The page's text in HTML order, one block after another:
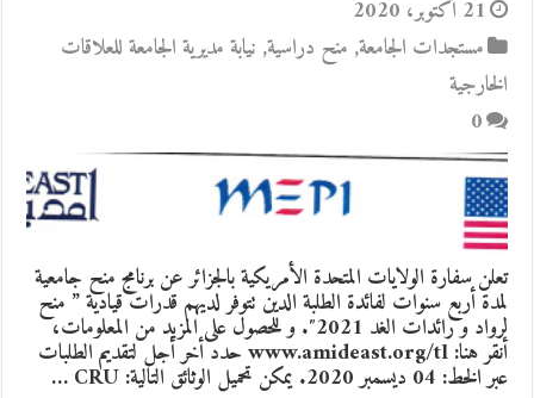
21 أكتوبر، 2020
مستجدات الجامعة, منح دراسية, نيابة مديرية الجامعة للعلاقات
الخارجية
0
تعلن سفارة الولايات المتحدة الأمريكية بالجزائر عن برنامج منح جامعية
لمدة أربع سنوات لفائدة الطلبة الدين تتوفر لديهم قدرات قيادية ” منح
لرواد و رائدات الغد 2021″. و للحصول على المزيد من المعلومات،
أنقر هنا: www.amideast.org/tl حدد أخر أجل لتقديم الطلبات
عبر الخط: 04 ديسمبر 2020. يمكن تحميل الوثائق التالية: CRU …